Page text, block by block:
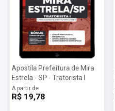
Apostila Prefeitura de Mira
Estrela - SP - Tratorista I
A partir de
R$ 19,78